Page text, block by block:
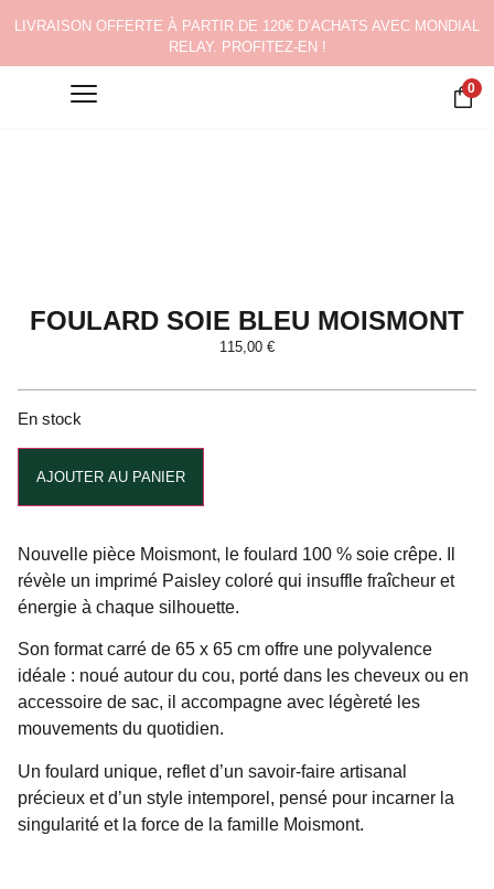
LIVRAISON OFFERTE À PARTIR DE 120€ D’ACHATS AVEC MONDIAL
RELAY. PROFITEZ-EN !
0
FOULARD SOIE BLEU MOISMONT
115,00 €
En stock
AJOUTER AU PANIER
Nouvelle pièce Moismont, le foulard 100 % soie crêpe. Il
révèle un imprimé Paisley coloré qui insuffle fraîcheur et
énergie à chaque silhouette.
Son format carré de 65 x 65 cm offre une polyvalence
idéale : noué autour du cou, porté dans les cheveux ou en
accessoire de sac, il accompagne avec légèreté les
mouvements du quotidien.
Un foulard unique, reflet d’un savoir-faire artisanal
précieux et d’un style intemporel, pensé pour incarner la
singularité et la force de la famille Moismont.